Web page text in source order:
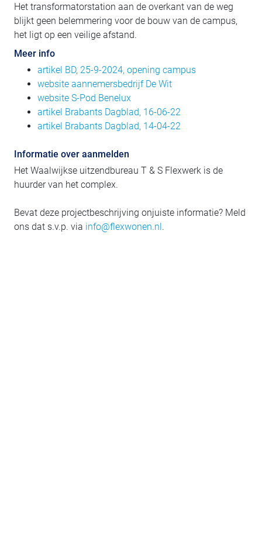
Het transformatorstation aan de overkant van de weg
blijkt geen belemmering voor de bouw van de campus,
het ligt op een veilige afstand.
Meer info
artikel BD, 25-9-2024, opening campus
website aannemersbedrijf De Wit
website S-Pod Benelux
artikel Brabants Dagblad, 16-06-22
artikel Brabants Dagblad, 14-04-22
Informatie over aanmelden
Het Waalwijkse uitzendbureau T & S Flexwerk is de
huurder van het complex.
Bevat deze projectbeschrijving onjuiste informatie? Meld
ons dat s.v.p. via info@flexwonen.nl.